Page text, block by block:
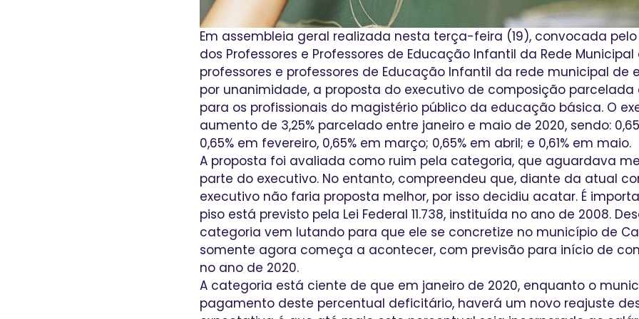
Em assembleia geral realizada nesta terça-feira (19), convocada
dos Professores e Professores de Educação Infantil da Rede Municipal
professores e professores de Educação Infantil da rede municipal de
por unanimidade, a proposta do executivo de composição parcelada
para os profissionais do magistério público da educação básica. O
aumento de 3,25% parcelado entre janeiro e maio de 2020, sendo:
0,65% em fevereiro, 0,65% em março; 0,65% em abril; e 0,61% em maio.
A proposta foi avaliada como ruim pela categoria, que aguardava
parte do executivo. No entanto, compreendeu que, diante da atual
executivo não faria proposta melhor, por isso decidiu acatar. É
piso está previsto pela Lei Federal 11.738, instituída no ano de 2008.
categoria vem lutando para que ele se concretize no município de
somente agora começa a acontecer, com previsão para início de
no ano de 2020.
A categoria está ciente de que em janeiro de 2020, enquanto o
pagamento deste percentual deficitário, haverá um novo reajuste